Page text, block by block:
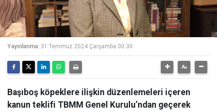
Yayınlanma: 31 Temmuz 2024 Çarşamba 00:30
Başıboş köpeklere ilişkin düzenlemeleri içeren
kanun teklifi TBMM Genel Kurulu’ndan geçerek